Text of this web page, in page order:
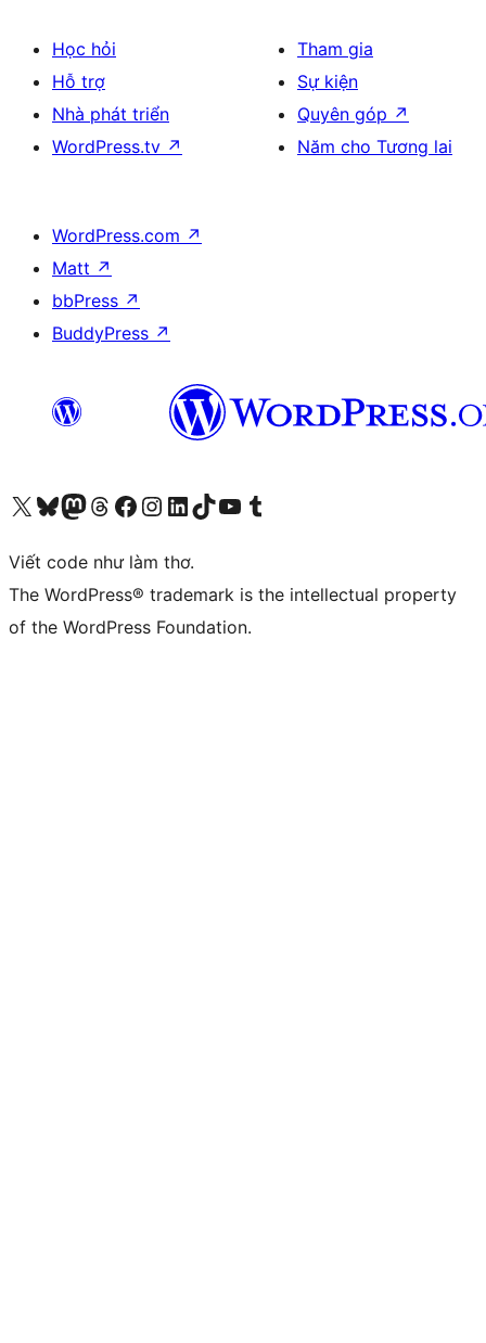
Học hỏi
Hỗ trợ
Nhà phát triển
WordPress.tv ↗
Tham gia
Sự kiện
Quyên góp ↗
Năm cho Tương lai
WordPress.com ↗
Matt ↗
bbPress ↗
BuddyPress ↗
Truy cập tài khoản X (trước đây là Twitter) của chúng tôiVisit our Bluesky account
Visit our Mastodon account
Visit our Threads account
Xem trang Facebook của chúng tôiTruy cập tài khoản Instagram của chúng tôiTruy cập tài khoản LinkedIn của chúng tôiVisit our TikTok account
Truy cập kênh YouTube của chúng tôi Visit our Tumblr account
Viết code như làm thơ.
The WordPress® trademark is the intellectual property
of the WordPress Foundation.